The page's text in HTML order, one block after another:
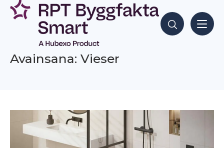
Siirry
sisältöön
Hae sisältöjä
Avainsana: Vieser